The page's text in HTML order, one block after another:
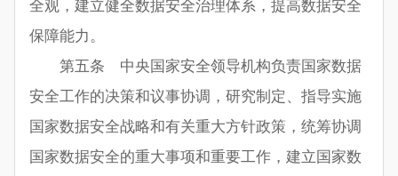
全观，建立健全数据安全治理体系，提高数据安全
保障能力。
第五条 中央国家安全领导机构负责国家数据
安全工作的决策和议事协调，研究制定、指导实施
国家数据安全战略和有关重大方针政策，统筹协调
国家数据安全的重大事项和重要工作，建立国家数